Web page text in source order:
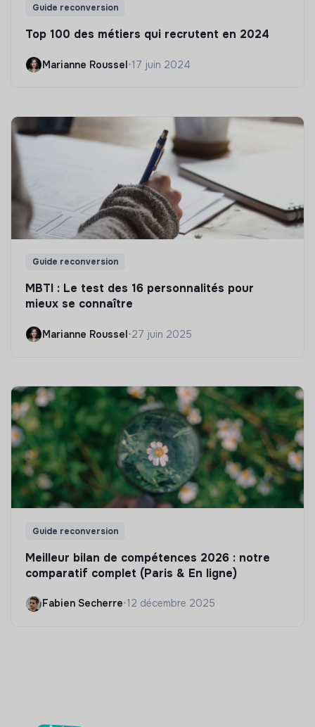
Guide reconversion
Top 100 des métiers qui recrutent en 2024
Marianne Roussel•17 juin 2024
Guide reconversion
MBTI : Le test des 16 personnalités pour
mieux se connaître
Marianne Roussel•27 juin 2025
Guide reconversion
Meilleur bilan de compétences 2026 : notre
comparatif complet (Paris & En ligne)
Fabien Secherre•12 décembre 2025